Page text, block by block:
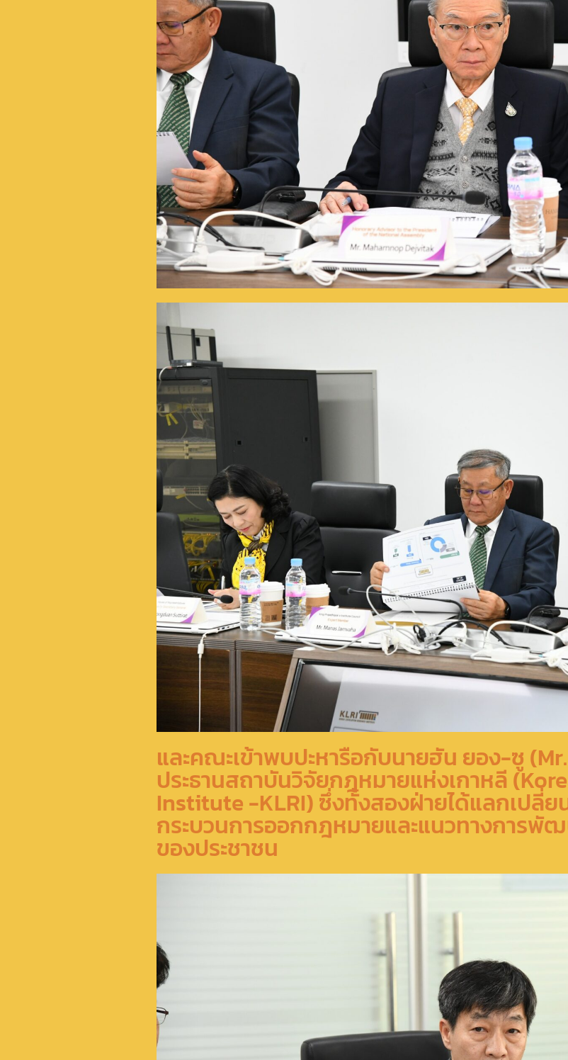
และคณะเข้าพบปะหารือกับนายฮัน ยอง-ซู
ประธานสถาบันวิจัยกฎหมายแห่งเกาหลี
Institute -KLRI) ซึ่งทั้งสองฝ่ายได้แลกเปลี่ย
กระบวนการออกกฎหมายและแนวทางการพั
ของประชาชน